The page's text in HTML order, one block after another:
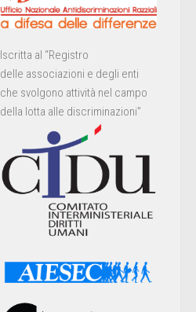
Iscritta al “Registro
delle associazioni e degli enti
che svolgono attività nel campo
della lotta alle discriminazioni”